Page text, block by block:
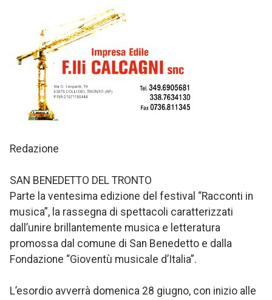
Redazione
SAN BENEDETTO DEL TRONTO
Parte la ventesima edizione del festival “Racconti in
musica”, la rassegna di spettacoli caratterizzati
dall’unire brillantemente musica e letteratura
promossa dal comune di San Benedetto e dalla
Fondazione “Gioventù musicale d’Italia”.
L’esordio avverrà domenica 28 giugno, con inizio alle